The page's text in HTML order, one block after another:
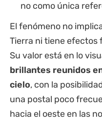
no como única
El fenómeno no
Tierra ni tiene efectos
Su valor está en lo
brillantes reunidos
cielo, con la
una postal poco
hacia el oeste en las